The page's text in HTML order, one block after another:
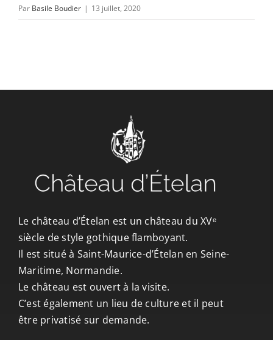
CONTACT/ACCÈS
Par Basile Boudier | 13 juillet, 2020
Le château d’Ételan est un château du XVᵉ
siècle de style gothique flamboyant.
Il est situé à Saint-Maurice-d’Ételan en Seine-
Maritime, Normandie.
Le château est ouvert à la visite.
C’est également un lieu de culture et il peut
être privatisé sur demande.